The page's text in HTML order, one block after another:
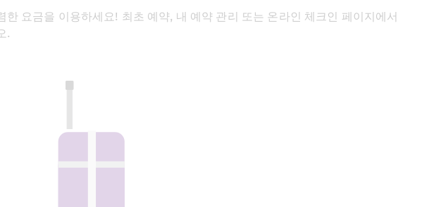
요금을 이용하세요! 최초 예약, 내 예약 관리 또는 온라인 체크인 페이지에서
.